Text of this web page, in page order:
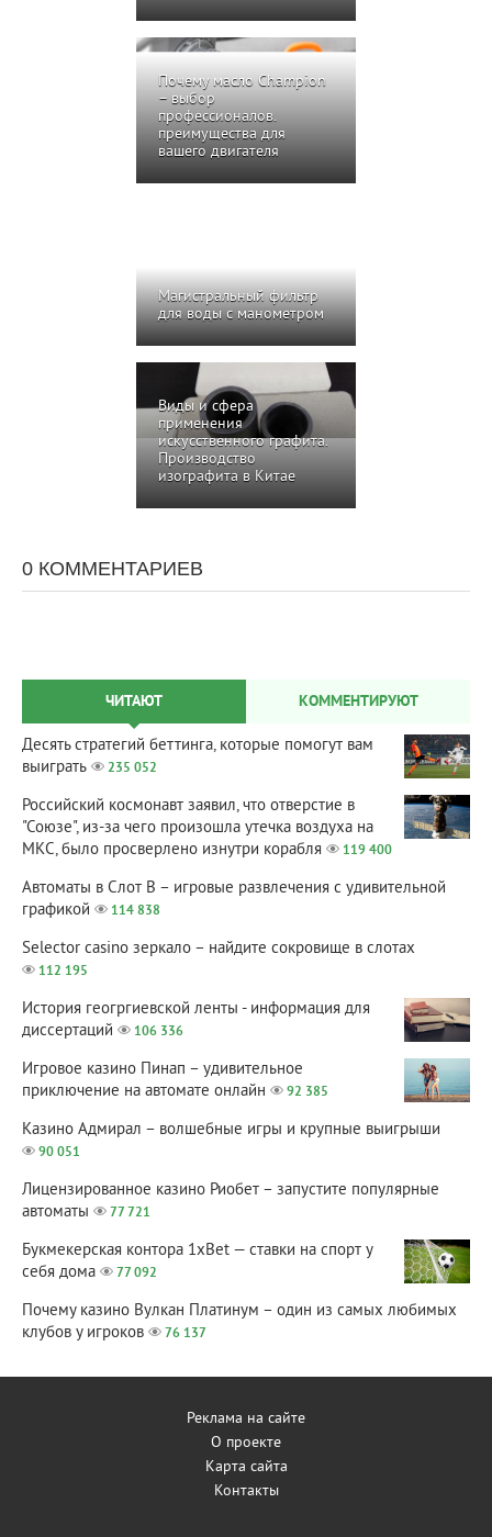
Почему масло Champion
– выбор
профессионалов.
преимущества для
вашего двигателя
Магистральный фильтр
для воды с манометром
Виды и сфера
применения
искусственного графита.
Производство
изографита в Китае
0 КОММЕНТАРИЕВ
ЧИТАЮТ КОММЕНТИРУЮТ
Десять стратегий беттинга, которые помогут вам
выиграть
235 052
Российский космонавт заявил, что отверстие в
"Союзе", из-за чего произошла утечка воздуха на
МКС, было просверлено изнутри корабля
119 400
Автоматы в Слот В – игровые развлечения с удивительной
графикой
114 838
Selector casino зеркало – найдите сокровище в слотах
112 195
История геогргиевской ленты - информация для
диссертаций
106 336
Игровое казино Пинап – удивительное
приключение на автомате онлайн
92 385
Казино Адмирал – волшебные игры и крупные выигрыши
90 051
Лицензированное казино Риобет – запустите популярные
автоматы
77 721
Букмекерская контора 1xBet — ставки на спорт у
себя дома
77 092
Почему казино Вулкан Платинум – один из самых любимых
клубов у игроков
76 137
Реклама на сайте
О проекте
Карта сайта
Контакты